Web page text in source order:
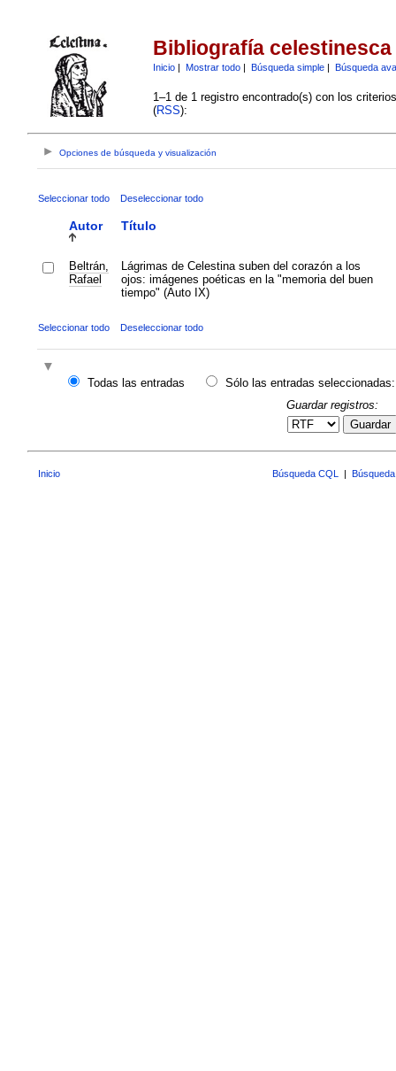
Bibliografía celestinesca
Inicio| Mostrar todo| Búsqueda simple| Búsqueda
1–1 de 1 registro encontrado(s) con los
(RSS):
Opciones de búsqueda y visualización
Seleccionar todo Deseleccionar todo
Autor Título
Beltrán,
Rafael
Lágrimas de Celestina suben del corazón a los
ojos: imágenes poéticas en la "memoria del buen
tiempo" (Auto IX)
Seleccionar todo Deseleccionar todo
Todas las entradas
Sólo las entradas seleccionadas:
Guardar registros:
Guardar
Inicio Búsqueda CQL